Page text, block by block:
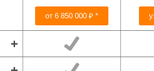
от 6 850 000 ₽ *